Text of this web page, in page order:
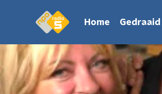
Home Gedraaid